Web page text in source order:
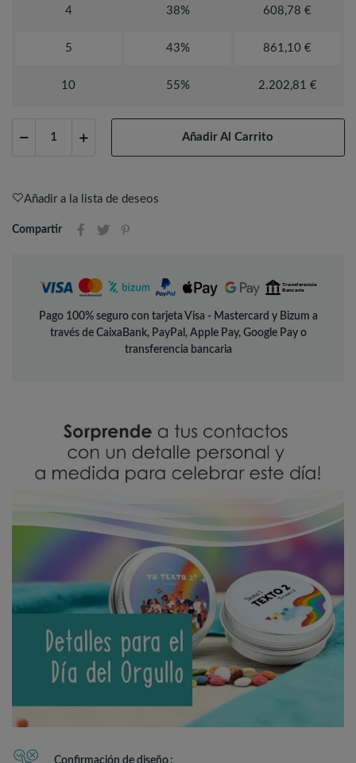
4 38% 608,78 €
5 43% 861,10 €
10 55% 2.202,81 €
Añadir Al Carrito
Añadir a la lista de deseos
Compartir
Pago 100% seguro con tarjeta Visa - Mastercard y Bizum a
través de CaixaBank, PayPal, Apple Pay, Google Pay o
transferencia bancaria
Confirmación de diseño